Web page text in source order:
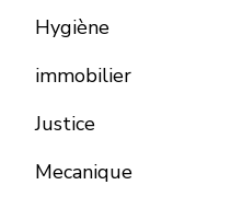
Hygiène
immobilier
Justice
Mecanique